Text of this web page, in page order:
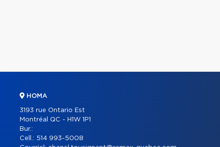
HOMA
3193 rue Ontario Est
Montréal QC - H1W 1P1
Bur.:
Cell.: 514 993-5008